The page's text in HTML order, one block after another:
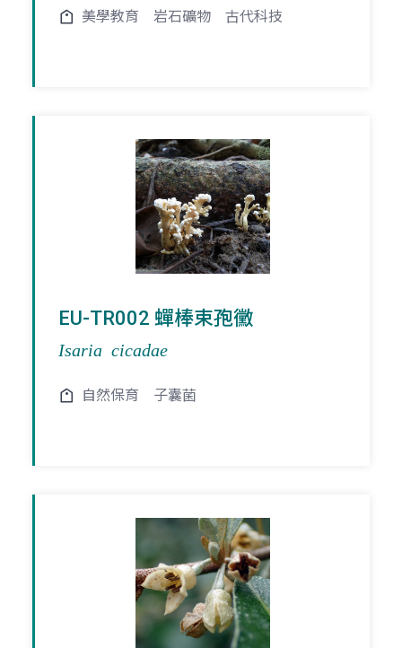
美學教育 岩石礦物 古代科技
EU-TR002 蟬棒束孢黴
Isaria cicadae
自然保育 子囊菌